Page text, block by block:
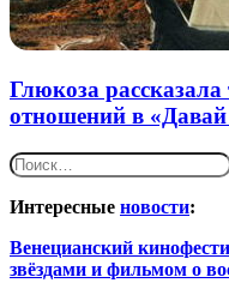
Глюкоза
отношений в
Найти:
Интересные новости:
Венецианский
звёздами и фильмом о